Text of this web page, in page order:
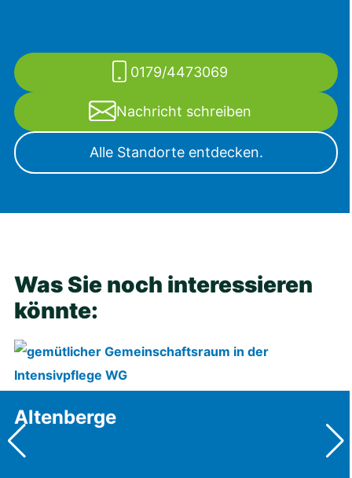
0179/4473069
Nachricht schreiben
Alle Standorte entdecken.
Was Sie noch interessieren
könnte:
Altenberge